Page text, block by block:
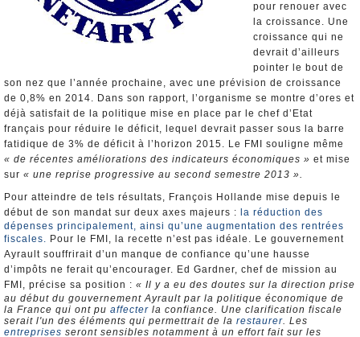
pour renouer avec
la croissance. Une
croissance qui ne
devrait d’ailleurs
pointer le bout de
son nez que l’année prochaine, avec une prévision de croissance
de 0,8% en 2014. Dans son rapport, l’organisme se montre d’ores et
déjà satisfait de la politique mise en place par le chef d’Etat
français pour réduire le déficit, lequel devrait passer sous la barre
fatidique de 3% de déficit à l’horizon 2015. Le FMI souligne même
« de récentes améliorations des indicateurs économiques » et mise
sur « une reprise progressive au second semestre 2013 ».
Pour atteindre de tels résultats, François Hollande mise depuis le
début de son mandat sur deux axes majeurs :
la réduction des
dépenses principalement, ainsi qu’une augmentation des rentrées
fiscales. Pour le FMI, la recette n’est pas idéale. Le gouvernement
Ayrault souffrirait d’un manque de confiance qu’une hausse
d’impôts ne ferait qu’encourager. Ed Gardner, chef de mission au
FMI, précise sa position : « Il y a eu des doutes sur la direction prise
au début du gouvernement Ayrault par la politique économique de
la France qui ont pu affecter la confiance. Une clarification fiscale
serait l'un des éléments qui permettrait de la restaurer. Les
entreprises seront sensibles notamment à un effort fait sur les